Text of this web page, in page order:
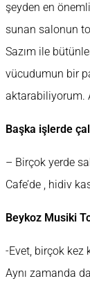
şeyden en
sunan salonun
Sazım ile
vücudumun bir
aktarabiliyorum.
Başka işlerde
– Birçok yerde
Cafe’de , hidiv
Beykoz Musiki
-Evet, birçok kez
Aynı zamanda